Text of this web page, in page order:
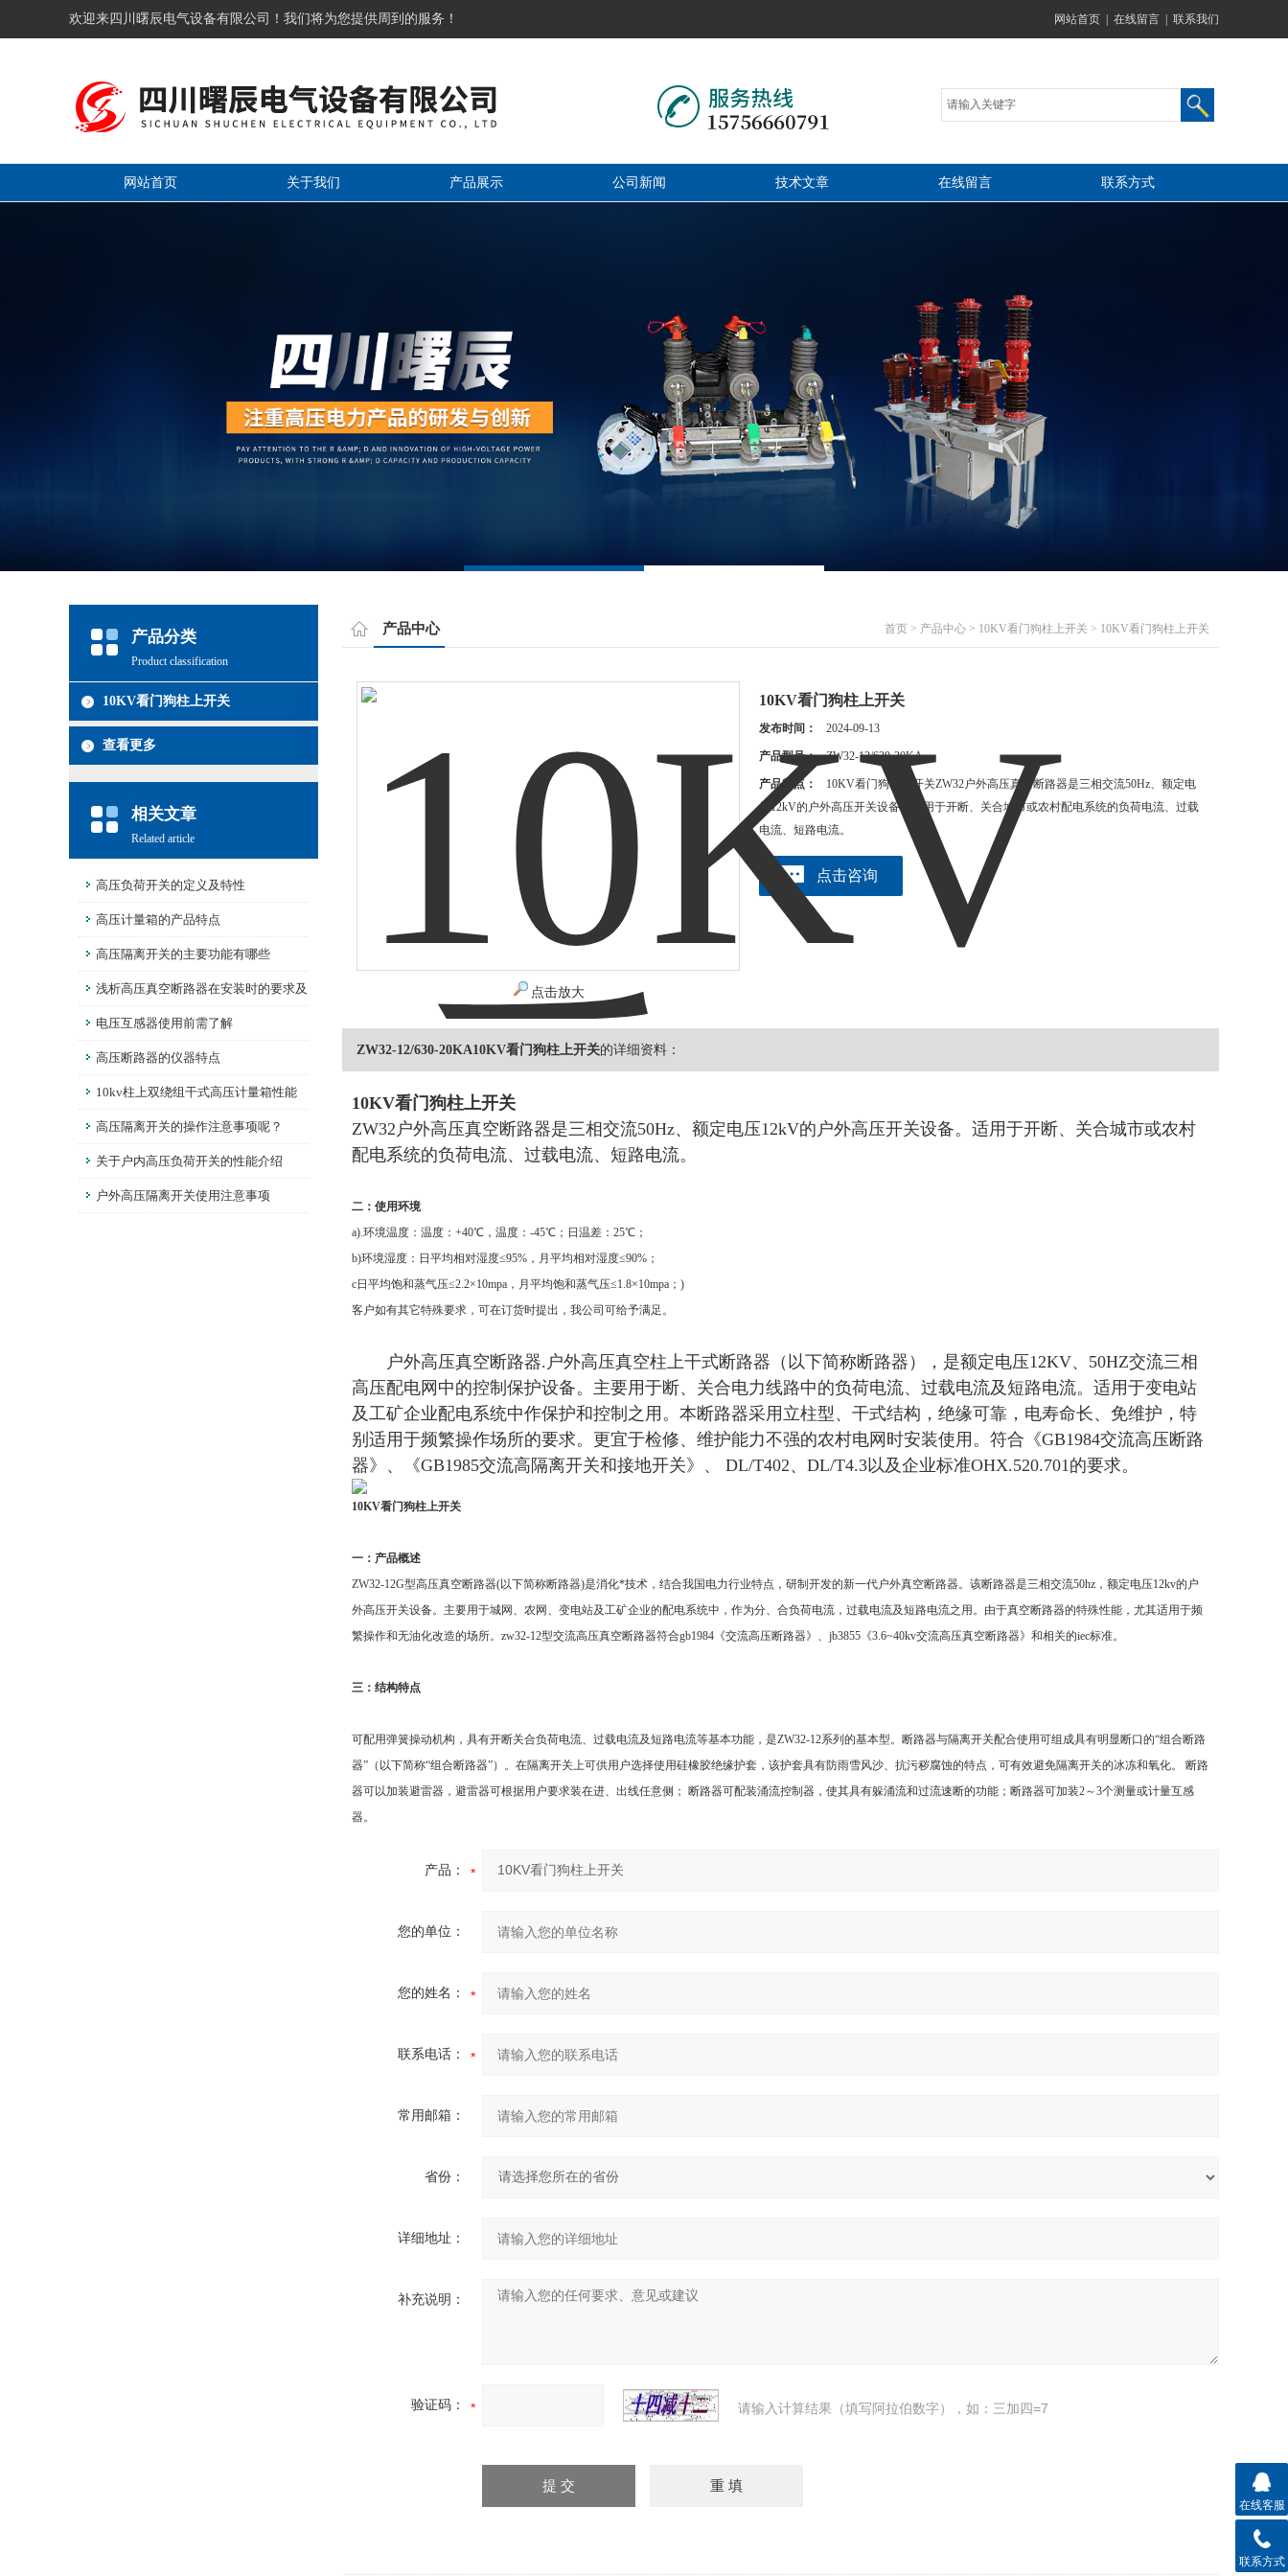
欢迎来四川曙辰电气设备有限公司！我们将为您提供周到的服务！ 网站首页 在线留言 联系我们
网站首页 关于我们 产品展示 公司新闻 技术文章 在线留言 联系方式
产品分类
Product classification
10KV看门狗柱上开关
查看更多
相关文章
Related article
高压负荷开关的定义及特性
高压计量箱的产品特点
高压隔离开关的主要功能有哪些
浅析高压真空断路器在安装时的要求及
调整电压互感器使用前需了解
高压断路器的仪器特点
10kv柱上双绕组干式高压计量箱性能
说明高压隔离开关的操作注意事项呢？
关于户内高压负荷开关的性能介绍
户外高压隔离开关使用注意事项
产品中心 首页 > 产品中心 > 10KV看门狗柱上开关 > 10KV看门狗柱上开关
点击放大
10KV看门狗柱上开关
发布时间： 2024-09-13
产品型号： ZW32-12/630-20KA
产品特点：
10KV看门狗柱上开关ZW32户外高压真空断路器是三相交流50Hz、额定电
压12kV的户外高压开关设备。适用于开断、关合城市或农村配电系统的负荷电流、过载
电流、短路电流。
点击咨询
ZW32-12/630-20KA10KV看门狗柱上开关的详细资料：
10KV看门狗柱上开关
ZW32户外高压真空断路器是三相交流50Hz、额定电压12kV的户外高压开关设备。适用于开断、关合城市或农村
配电系统的负荷电流、过载电流、短路电流。
二：使用环境
a).环境温度：温度：+40℃，温度：-45℃；日温差：25℃；
b)环境湿度：日平均相对湿度≤95%，月平均相对湿度≤90%；
c日平均饱和蒸气压≤2.2×10mpa，月平均饱和蒸气压≤1.8×10mpa；)
客户如有其它特殊要求，可在订货时提出，我公司可给予满足。
户外高压真空断路器.户外高压真空柱上干式断路器（以下简称断路器），是额定电压12KV、50HZ交流三相
高压配电网中的控制保护设备。主要用于断、关合电力线路中的负荷电流、过载电流及短路电流。适用于变电站
及工矿企业配电系统中作保护和控制之用。本断路器采用立柱型、干式结构，绝缘可靠，电寿命长、免维护，特
别适用于频繁操作场所的要求。更宜于检修、维护能力不强的农村电网时安装使用。符合《GB1984交流高压断路
器》、《GB1985交流高隔离开关和接地开关》、 DL/T402、DL/T4.3以及企业标准OHX.520.701的要求。
10KV看门狗柱上开关
一：产品概述
ZW32-12G型高压真空断路器(以下简称断路器)是消化*技术，结合我国电力行业特点，研制开发的新一代户外真空断路器。该断路器是三相交流50hz，额定电压12kv的户
外高压开关设备。主要用于城网、农网、变电站及工矿企业的配电系统中，作为分、合负荷电流，过载电流及短路电流之用。由于真空断路器的特殊性能，尤其适用于频
繁操作和无油化改造的场所。zw32-12型交流高压真空断路器符合gb1984《交流高压断路器》、jb3855《3.6~40kv交流高压真空断路器》和相关的iec标准。
三：结构特点
可配用弹簧操动机构，具有开断关合负荷电流、过载电流及短路电流等基本功能，是ZW32-12系列的基本型。断路器与隔离开关配合使用可组成具有明显断口的“组合断路
器”（以下简称“组合断路器”）。在隔离开关上可供用户选择使用硅橡胶绝缘护套，该护套具有防雨雪风沙、抗污秽腐蚀的特点，可有效避免隔离开关的冰冻和氧化。 断路
器可以加装避雷器，避雷器可根据用户要求装在进、出线任意侧； 断路器可配装涌流控制器，使其具有躲涌流和过流速断的功能；断路器可加装2～3个测量或计量互感
器。
产品：
您的单位：
您的姓名：
联系电话：
常用邮箱：
省份：
详细地址：
补充说明：
验证码： 请输入计算结果（填写阿拉伯数字），如：三加四=7
在线客服
联系方式